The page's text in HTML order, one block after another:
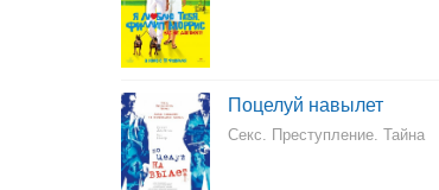
Поцелуй навылет
Секс. Преступление. Тайна